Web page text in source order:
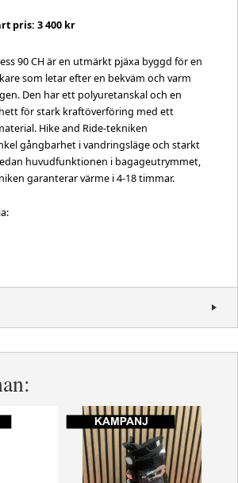
pris: 3 400 kr
90 CH är en utmärkt pjäxa byggd för en
som letar efter en bekväm och varm
Den har ett polyuretanskal och en
för stark kraftöverföring med ett
Hike and Ride-tekniken
gångbarhet i vandringsläge och starkt
huvudfunktionen i bagageutrymmet,
garanterar värme i 4-18 timmar.